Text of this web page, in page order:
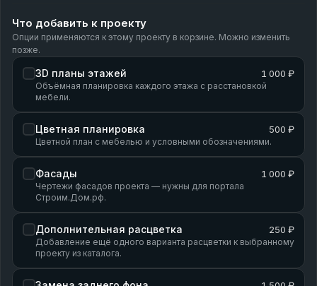
Что добавить к проекту
Опции применяются к этому проекту в корзине. Можно изменить
позже.
3D планы этажей 1 000 ₽
Объёмная планировка каждого этажа с расстановкой
мебели.
Цветная планировка 500 ₽
Цветной план с мебелью и условными обозначениями.
Фасады 1 000 ₽
Чертежи фасадов проекта — нужны для портала
Строим.Дом.рф.
Дополнительная расцветка 250 ₽
Добавление ещё одного варианта расцветки к выбранному
проекту из каталога.